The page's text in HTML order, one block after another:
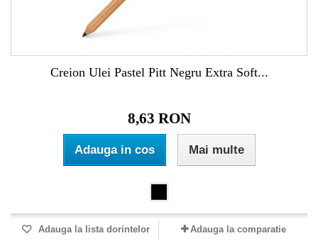
Creion Ulei Pastel Pitt Negru Extra Soft...
8,63 RON
Adauga in cos Mai multe
Adauga la lista dorintelor Adauga la comparatie